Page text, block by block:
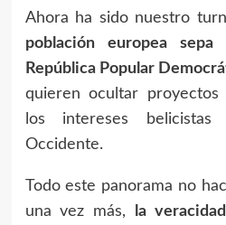
Ahora ha sido nuestro
población europea
República Popular
quieren ocultar proyectos
los intereses
Occidente.
Todo este panorama no
una vez más,
la